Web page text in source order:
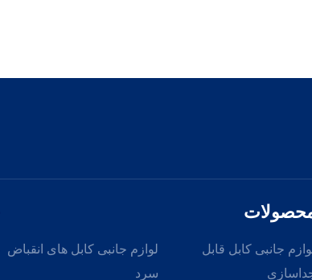
جانبی کابل قابل
لوازم جانبی کابل های انقباض
سرد